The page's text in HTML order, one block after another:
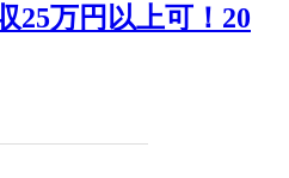
25万円以上可！20